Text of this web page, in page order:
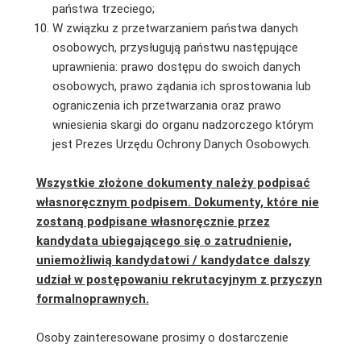
państwa trzeciego;
W związku z przetwarzaniem państwa danych
osobowych, przysługują państwu następujące
uprawnienia: prawo dostępu do swoich danych
osobowych, prawo żądania ich sprostowania lub
ograniczenia ich przetwarzania oraz prawo
wniesienia skargi do organu nadzorczego którym
jest Prezes Urzędu Ochrony Danych Osobowych.
Wszystkie złożone dokumenty należy podpisać
własnoręcznym podpisem. Dokumenty, które nie
zostaną podpisane własnoręcznie przez
kandydata ubiegającego się o zatrudnienie,
uniemożliwią kandydatowi / kandydatce dalszy
udział w postępowaniu rekrutacyjnym z przyczyn
formalnoprawnych.
Osoby zainteresowane prosimy o dostarczenie